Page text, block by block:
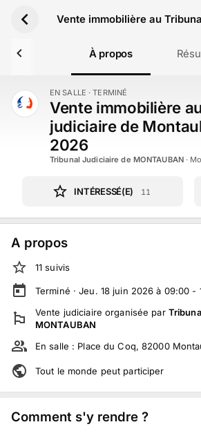
Vente immobilière au
À propos
TERMINÉ EN SALLE · TERMINÉ
Vente immobilière
judiciaire de
2026
Tribunal Judiciaire de MONTAUBAN·
INTÉRESSÉ(E) 11
A propos
11 suivis
Terminé ·Jeu. 18 juin 2026 à 09:00 -
Vente judiciaire organisée par
MONTAUBAN
En salle : Place du Coq, 82000
Tout le monde peut participer
Comment s'y rendre ?